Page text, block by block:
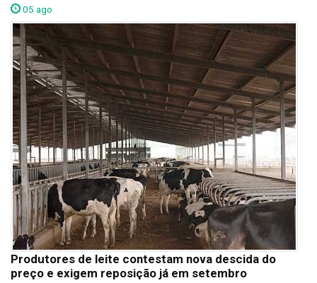
05 ago
Produtores de leite contestam nova descida do
preço e exigem reposição já em setembro